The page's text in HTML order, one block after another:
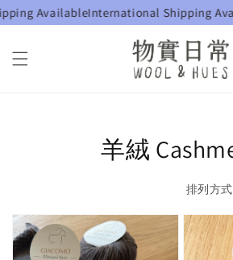
AvailableInternational Shipping
羊絨
排列方